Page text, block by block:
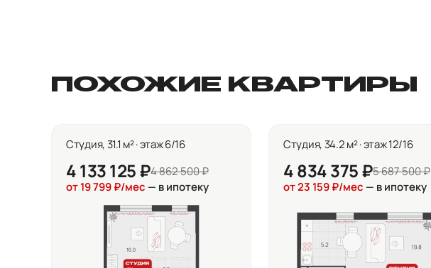
ПОХОЖИЕ КВАРТИРЫ
Студия, 31.1 м² · этаж 6/16
4 133 125 ₽4 862 500 ₽
от 19 799 ₽/мес — в ипотеку
Студия, 34.2 м² · этаж 12/16
4 834 375 ₽5 687 500 ₽
от 23 159 ₽/мес — в ипотеку